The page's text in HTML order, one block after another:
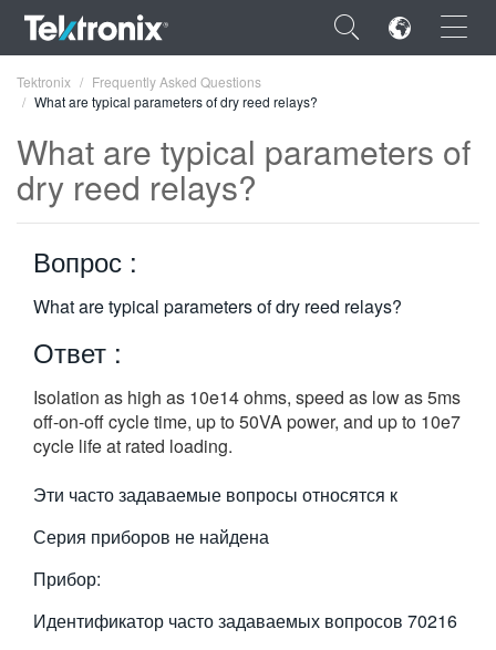
×
FRANÇAIS
DEUTSCH
VIỆT NAM
简体中文
日本語
Tektronix
Frequently Asked Questions
What are typical parameters of dry reed relays?
What are typical parameters of
dry reed relays?
Вопрос :
What are typical parameters of dry reed relays?
Ответ :
Isolation as high as 10e14 ohms, speed as low as 5ms
off-on-off cycle time, up to 50VA power, and up to 10e7
cycle life at rated loading.
Эти часто задаваемые вопросы относятся к
Серия приборов не найдена
Прибор:
Идентификатор часто задаваемых вопросов 70216